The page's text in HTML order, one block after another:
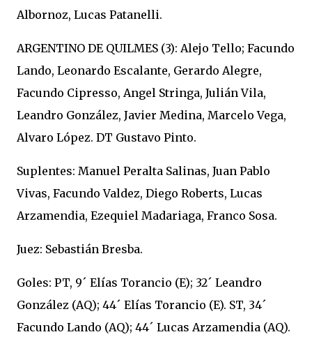
Albornoz, Lucas Patanelli.
ARGENTINO DE QUILMES (3): Alejo Tello; Facundo
Lando, Leonardo Escalante, Gerardo Alegre,
Facundo Cipresso, Angel Stringa, Julián Vila,
Leandro González, Javier Medina, Marcelo Vega,
Alvaro López. DT Gustavo Pinto.
Suplentes: Manuel Peralta Salinas, Juan Pablo
Vivas, Facundo Valdez, Diego Roberts, Lucas
Arzamendia, Ezequiel Madariaga, Franco Sosa.
Juez: Sebastián Bresba.
Goles: PT, 9´ Elías Torancio (E); 32´ Leandro
González (AQ); 44´ Elías Torancio (E). ST, 34´
Facundo Lando (AQ); 44´ Lucas Arzamendia (AQ).